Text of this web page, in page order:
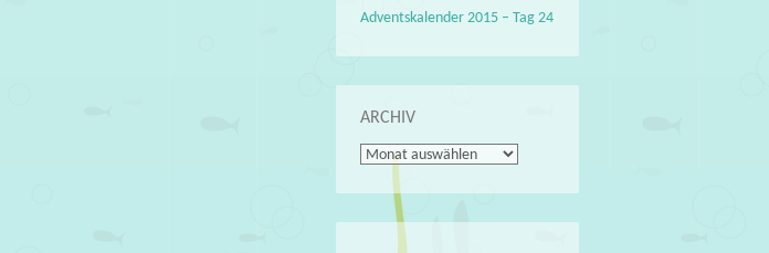
Adventskalender 2015 – Tag 24
ARCHIV
Archiv